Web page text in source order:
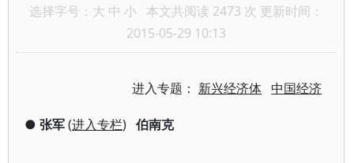
选择字号： 大 中 小 本文共阅读 2473 次 更新时间：
2015-05-29 10:13
进入专题： 新兴经济体 中国经济
● 张军(进入专栏) 伯南克